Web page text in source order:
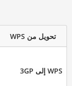
تحويل من WPS
WPS إلى 3GP